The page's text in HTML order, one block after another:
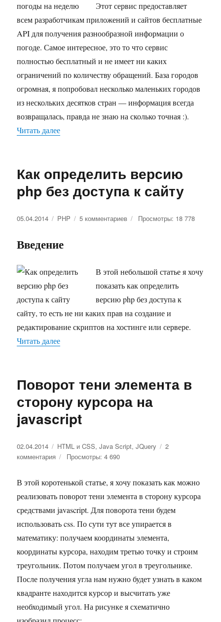
неделю
Этот сервис предоставляет
всем разработчикам приложений и сайтов бесплатные
API для получения разнообразной информации о
погоде. Самое интересное, это то что сервис
полностью бесплатный и не имеет ни каких
ограничений по количеству обращений. База городов
огромная, я попробовал несколько маленьких городов
из нескольких десятков стран — информация всегда
возвращалась, правда не знаю на сколько точная :).
Читать далее
Как определить версию
php без доступа к сайту
Опубликовано
05.04.2014 Рубрики
PHP 5 комментариев
php
доступа
к
сайту
Просмотры: 18 778
Введение
В этой небольшой статье я хочу
показать как определить
версию php без доступа к
сайту, то есть не ни каких прав на создание и
редактирование скриптов на хостинге или сервере.
Читать далее
Поворот тени элемента в
сторону курсора на
javascript
Опубликовано
02.04.2014 Рубрики
HTML и CSS,Java Script,JQuery
2
комментария
тени
элемента
в
курсора
на
javascript
Просмотры: 4 690
В этой коротенькой статье, я хочу показать как можно
реализовать поворот тени элемента в сторону курсора
средствами javascript. Для поворота тени будем
использовать css. По сути тут все упирается в
математику: получаем координаты элемента,
координаты курсора, находим третью точку и строим
треугольник. Потом получаем угол в треугольнике.
После получения угла нам нужно будет узнать в каком
квадранте находится курсор и высчитать уже
необходимый угол. На рисунке я схематично